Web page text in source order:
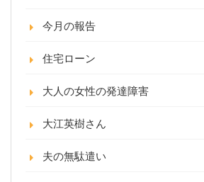
今月の報告
住宅ローン
大人の女性の発達障害
大江英樹さん
夫の無駄遣い